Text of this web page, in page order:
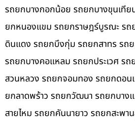
รถยกบางกอกน้อย รถยกบางขุนเที
ยกหนองแขม รถยกราษฎร์บูรณะ ร
ดินแดง รถยกบึงกุ่ม รถยกสาทร รถ
รถยกบางคอแหลม รถยกประเวศ ร
สวนหลวง รถยกจอมทอง รถยกดอน
ยกลาดพร้าว รถยกวัฒนา รถยกบา
สายไหม รถยกคันนายาว รถยกสะพา